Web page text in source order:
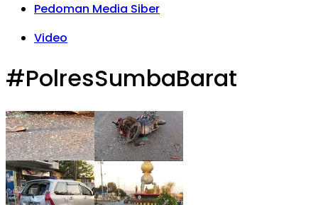
Pedoman Media Siber
Video
#PolresSumbaBarat